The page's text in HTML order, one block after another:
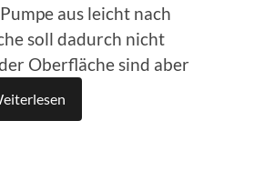
aus leicht nach
soll dadurch nicht
Oberfläche sind aber